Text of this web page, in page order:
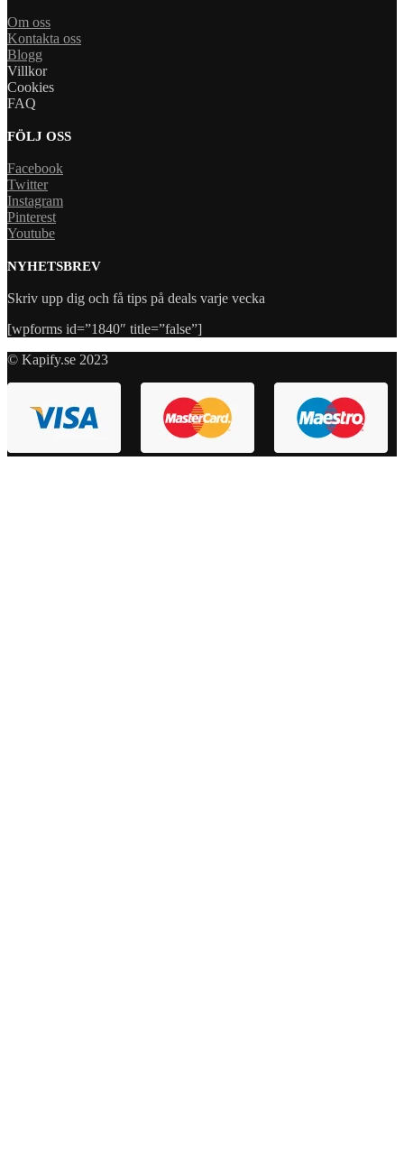
Om oss
Kontakta oss
Blogg
Villkor
Cookies
FAQ
FÖLJ OSS
Facebook
Twitter
Instagram
Pinterest
Youtube
NYHETSBREV
Skriv upp dig och få tips på deals varje vecka
[wpforms id=”1840″ title=”false”]
© Kapify.se 2023